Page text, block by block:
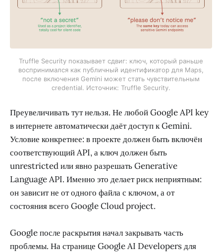
Truffle Security показывает сдвиг: ключ, который раньше
воспринимался как публичный идентификатор для Maps,
после включения Gemini может стать чувствительным
credential. Источник: Truffle Security.
Преувеличивать тут нельзя. Не любой Google API key
в интернете автоматически даёт доступ к Gemini.
Условие конкретнее: в проекте должен быть включён
соответствующий API, а ключ должен быть
unrestricted или явно разрешать Generative
Language API. Именно это делает риск неприятным:
он зависит не от одного файла с ключом, а от
состояния всего Google Cloud project.
Google после раскрытия начал закрывать часть
проблемы. На странице Google AI Developers для